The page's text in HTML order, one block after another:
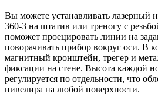
Вы можете устанавливать лазерный
360-3 на штатив или треногу с
поможет проецировать линии на
поворачивать прибор вокруг оси. В
магнитный кронштейн, трегер и
фиксации на стене. Высота каждой
регулируется по отдельности, что
нивелира на любой поверхности.